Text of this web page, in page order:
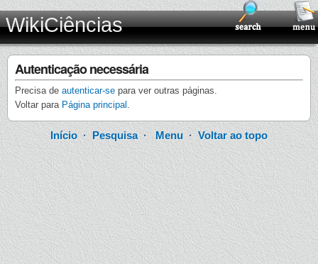
WikiCiências
Autenticação necessária
Precisa de autenticar-se para ver outras páginas.
Voltar para Página principal .
Início · Pesquisa·Menu ·Voltar ao topo